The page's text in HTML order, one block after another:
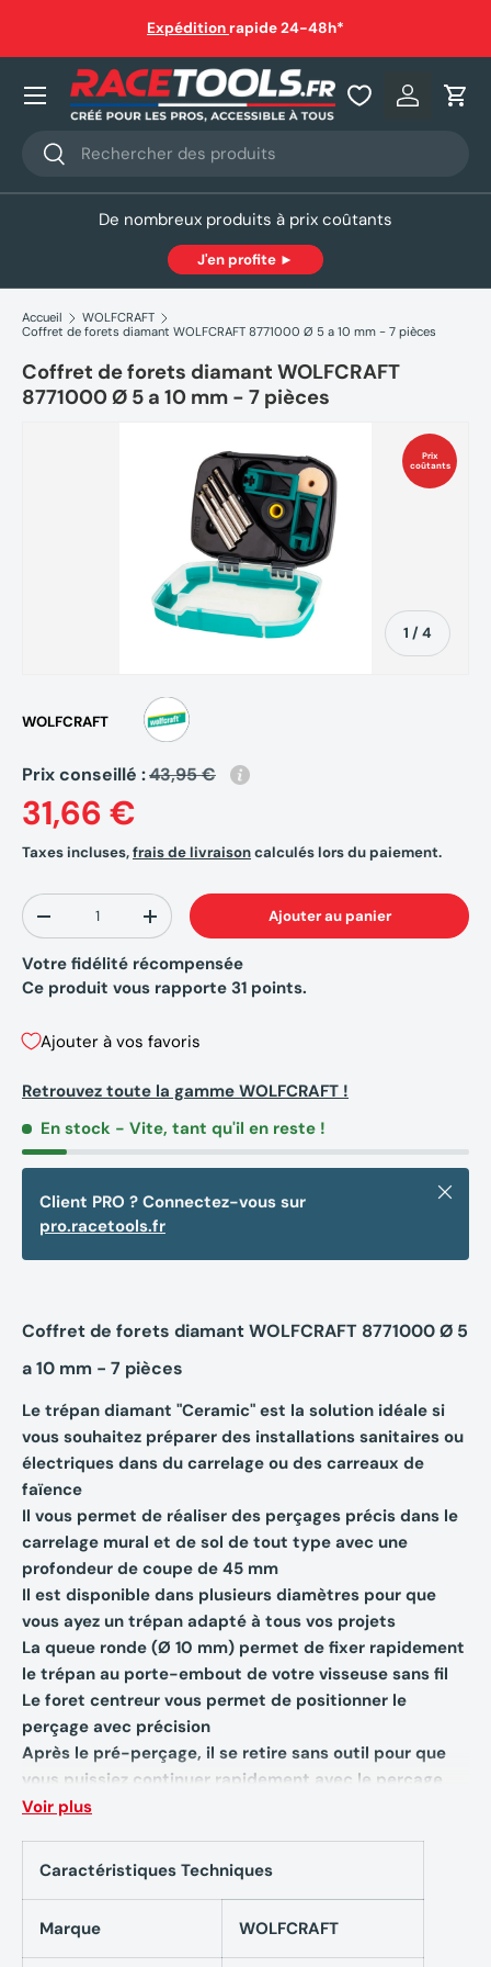
Aller au contenu
Expédition rapide 24-48h*
Recherche
Rechercher
Se
Nos produits
De nombreux produits à prix coûtants
J'en profite ►
Accueil
WOLFCRAFT
Coffret de forets diamant WOLFCRAFT 8771000 Ø 5 a 10 mm - 7 pièces
Coffret de forets diamant WOLFCRAFT
8771000 Ø 5 a 10 mm - 7 pièces
Prix
coûtants
1 /de
4
WOLFCRAFT
Prix conseillé :43,95 €
31,66 €
Taxes incluses,frais de livraisoncalculés lors du paiement.
Qté
-
+ Ajouter au panier
Votre fidélité récompensée
Ce produit vous rapporte 31 points.
Ajouter à vos favoris
Retrouvez toute la gamme WOLFCRAFT !
En stock - Vite, tant qu'il en reste !
Client PRO ? Connectez-vous sur
pro.racetools.fr
Fermer
Coffret de forets diamant WOLFCRAFT 8771000 Ø 5
a 10 mm - 7 pièces
Le trépan diamant "Ceramic" est la solution idéale si
vous souhaitez préparer des installations sanitaires ou
électriques dans du carrelage ou des carreaux de
faïence
Il vous permet de réaliser des perçages précis dans le
carrelage mural et de sol de tout type avec une
profondeur de coupe de 45 mm
Il est disponible dans plusieurs diamètres pour que
vous ayez un trépan adapté à tous vos projets
La queue ronde (Ø 10 mm) permet de fixer rapidement
le trépan au porte-embout de votre visseuse sans fil
Le foret centreur vous permet de positionner le
perçage avec précision
Après le pré-perçage, il se retire sans outil pour que
vous puissiez continuer rapidement avec le perçage
Le corps de ce trépan est usiné dans la masse et
Une éponge intégrée dans le trépan sert à protéger la
Avant l'utilisation, elle doit être imprégnée d'eau qui
Voir plus
Caractéristiques Techniques
Marque WOLFCRAFT